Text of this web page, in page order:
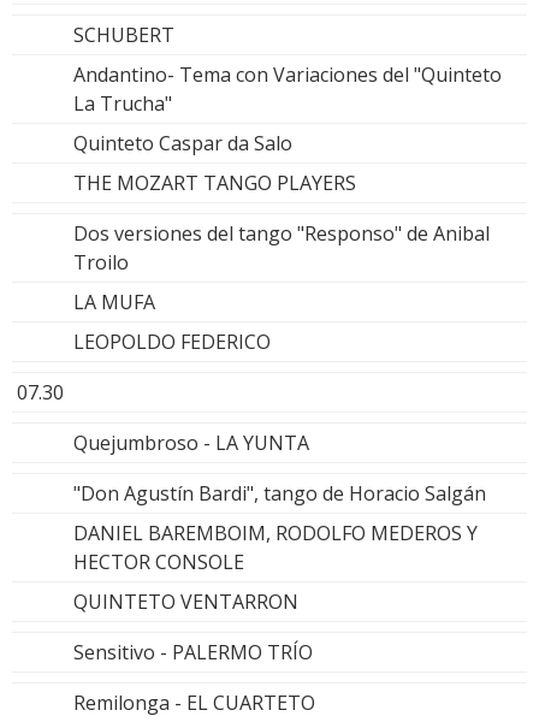
SCHUBERT
Andantino- Tema con Variaciones del "Quinteto
La Trucha"
Quinteto Caspar da Salo
THE MOZART TANGO PLAYERS
Dos versiones del tango "Responso" de Anibal
Troilo
LA MUFA
LEOPOLDO FEDERICO
07.30
Quejumbroso - LA YUNTA
"Don Agustín Bardi", tango de Horacio Salgán
DANIEL BAREMBOIM, RODOLFO MEDEROS Y
HECTOR CONSOLE
QUINTETO VENTARRON
Sensitivo - PALERMO TRÍO
Remilonga - EL CUARTETO